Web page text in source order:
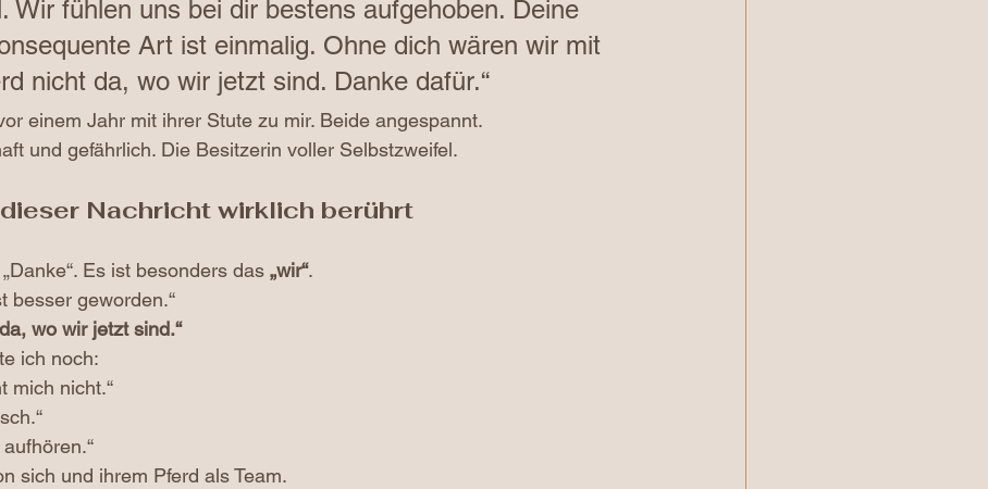
Wir fühlen uns bei dir bestens aufgehoben. Deine
Art ist einmalig. Ohne dich wären wir mit
nicht da, wo wir jetzt sind. Danke dafür.“
einem Jahr mit ihrer Stute zu mir. Beide angespannt.
und gefährlich. Die Besitzerin voller Selbstzweifel.
Nachricht wirklich berührt
Es ist besonders das „wir“.
besser geworden.“
wo wir jetzt sind.“
ich noch:
mich nicht.“
sich und ihrem Pferd als Team.